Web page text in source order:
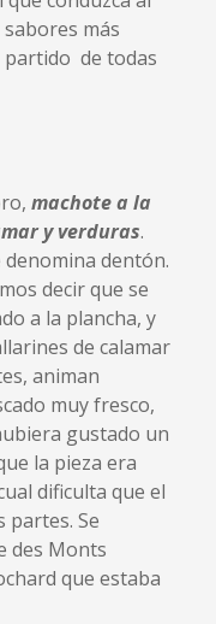
más
partido de todas
machote a la
y verduras.
denomina dentón.
decir que se
a la plancha, y
de calamar
animan
muy fresco,
gustado un
la pieza era
dificulta que el
partes. Se
des Monts
que estaba